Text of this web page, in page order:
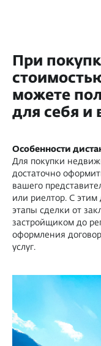
При
можете
для себя и
Особенности
Для покупки
достаточно
вашего
или риелтор. С
этапы сделки от
застройщиком до
оформления
услуг.